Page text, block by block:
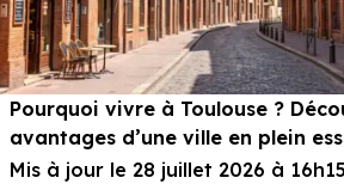
Pourquoi vivre à Toulouse ?
avantages d’une ville en plein
Mis à jour le 28 juillet 2026 à 16h15